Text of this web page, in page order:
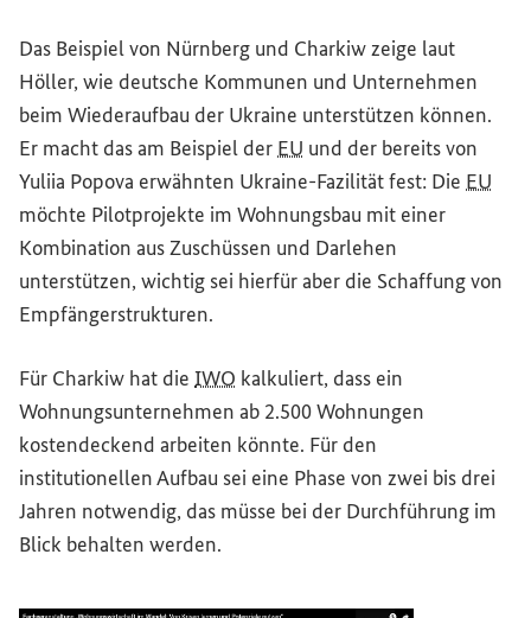
Das Beispiel von Nürnberg und Charkiw zeige laut
Höller, wie deutsche Kommunen und Unternehmen
beim Wiederaufbau der Ukraine unterstützen können.
Er macht das am Beispiel der EU und der bereits von
Yuliia Popova erwähnten Ukraine-Fazilität fest: Die EU
möchte Pilotprojekte im Wohnungsbau mit einer
Kombination aus Zuschüssen und Darlehen
unterstützen, wichtig sei hierfür aber die Schaffung von
Empfängerstrukturen.
Für Charkiw hat die IWO kalkuliert, dass ein
Wohnungsunternehmen ab 2.500 Wohnungen
kostendeckend arbeiten könnte. Für den
institutionellen Aufbau sei eine Phase von zwei bis drei
Jahren notwendig, das müsse bei der Durchführung im
Blick behalten werden.